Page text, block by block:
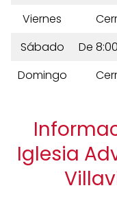
Viernes
Sábado
De
Domingo
Iglesia